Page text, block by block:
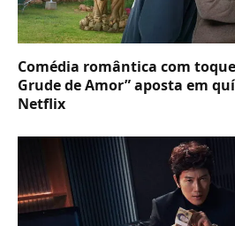
Comédia romântica com
Grude de Amor” aposta em
Netflix